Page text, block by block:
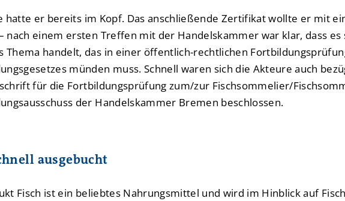
hatte er bereits im Kopf. Das anschließende Zertifikat wollte er mit
nach einem ersten Treffen mit der Handelskammer war klar, dass
Thema handelt, das in einer öffentlich-rechtlichen
münden muss. Schnell waren sich die Akteure auch
für die Fortbildungsprüfung zum/zur Fischsommelier/
der Handelskammer Bremen beschlossen.
ausgebucht
Fisch ist ein beliebtes Nahrungsmittel und wird im Hinblick auf